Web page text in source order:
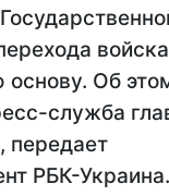
основу. Об
служба
передает
РБК-